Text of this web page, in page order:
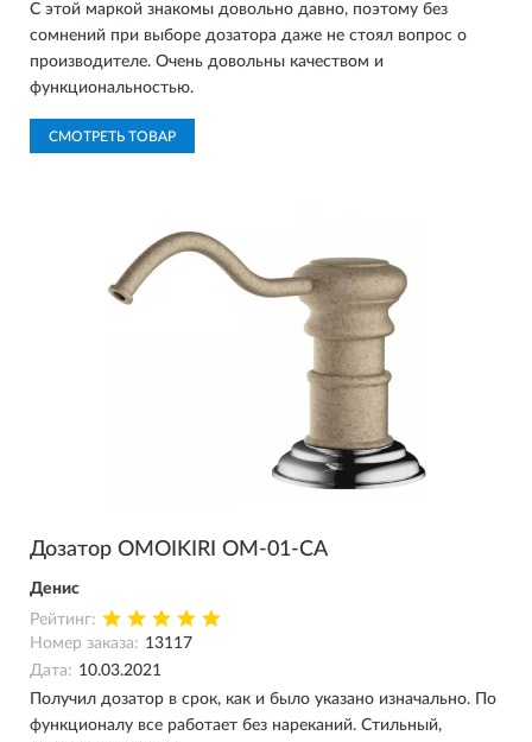
С этой маркой знакомы довольно давно, поэтому без
сомнений при выборе дозатора даже не стоял вопрос о
производителе. Очень довольны качеством и
функциональностью.
СМОТРЕТЬ ТОВАР
Дозатор OMOIKIRI OM-01-CA
Денис
Рейтинг:
Номер заказа: 13117
Дата: 10.03.2021
Получил дозатор в срок, как и было указано изначально. По
функционалу все работает без нареканий. Стильный,